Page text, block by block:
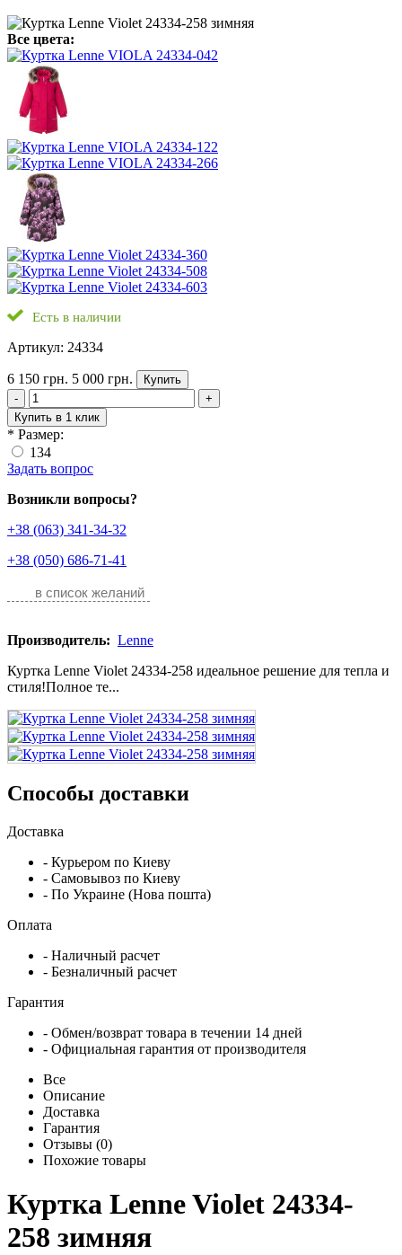
Все цвета:
Есть в наличии
Артикул: 24334
6 150 грн. 5 000 грн.
Купить
-
+
Купить в 1 клик
* Размер:
134
Задать вопрос
Возникли вопросы?
+38 (063) 341-34-32
+38 (050) 686-71-41
в список желаний
Производитель: Lenne
Куртка Lenne Violet 24334-258 идеальное решение для тепла и
стиля!Полное те...
Способы доставки
Доставка
- Курьером по Киеву
- Самовывоз по Киеву
- По Украине (Нова пошта)
Оплата
- Наличный расчет
- Безналичный расчет
Гарантия
- Обмен/возврат товара в течении 14 дней
- Официальная гарантия от производителя
Все
Описание
Доставка
Гарантия
Отзывы (0)
Похожие товары
Куртка Lenne Violet 24334-
258 зимняя